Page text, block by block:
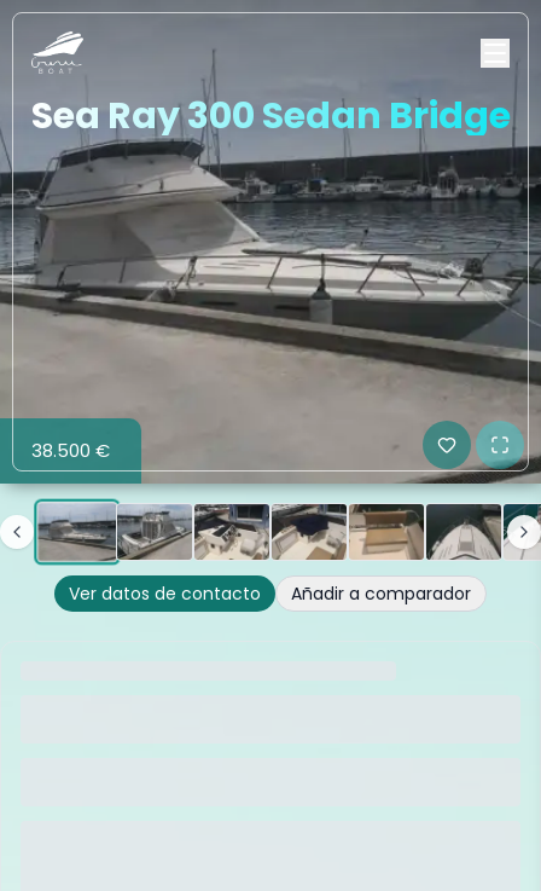
Sea Ray 300 Sedan Bridge
38.500 €
Ver datos de contacto Añadir a comparador